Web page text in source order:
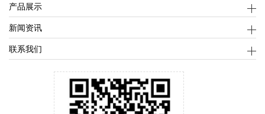
产品展示
新闻资讯
联系我们